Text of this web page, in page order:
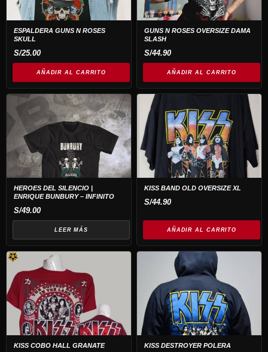
ESPALDERA GUNS N ROSES
SKULL
S/25.00
AÑADIR AL CARRITO
GUNS N ROSES OVERSIZE DAMA
SLASH
S/44.90
AÑADIR AL CARRITO
HEROES DEL SILENCIO |
ENRIQUE BUNBURY – INFINITO
S/49.00
LEER MÁS
KISS BAND OLD OVERSIZE XL
S/44.90
AÑADIR AL CARRITO
KISS COBO HALL GRANATE
Este
producto
tiene
múltiples
variantes.
Las
opciones
KISS DESTROYER POLERA